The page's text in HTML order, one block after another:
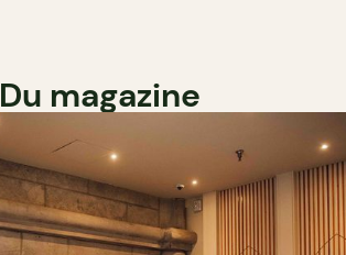
Du magazine